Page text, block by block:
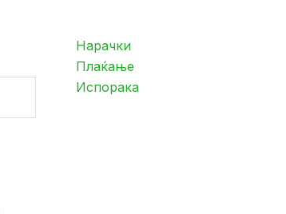
Нарачки
Плаќање
Испорака